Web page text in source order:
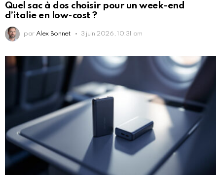
Quel sac à dos choisir pour un week-end
d’italie en low-cost ?
par Alex Bonnet 3 juin 2026, 10:31 am